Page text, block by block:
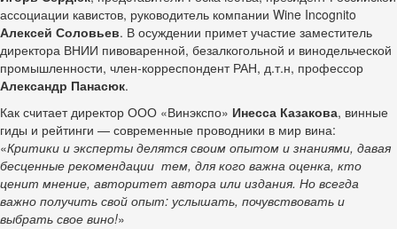
ассоциации кавистов, руководитель компании Wine Incognito
Алексей Соловьев. В осуждении примет участие заместитель
директора ВНИИ пивоваренной, безалкогольной и винодельческой
промышленности, член-корреспондент РАН, д.т.н, профессор
Александр Панасюк.
Как считает директор ООО «Винэкспо» Инесса Казакова, винные
гиды и рейтинги — современные проводники в мир вина:
«Критики и эксперты делятся своим опытом и знаниями, давая
бесценные рекомендации тем, для кого важна оценка, кто
ценит мнение, авторитет автора или издания. Но всегда
важно получить свой опыт: услышать, почувствовать и
выбрать свое вино!»